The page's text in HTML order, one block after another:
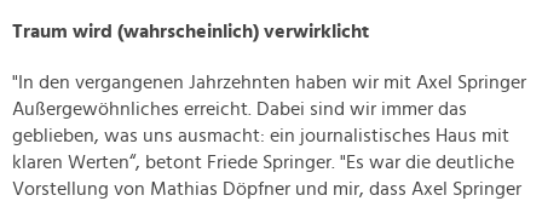
Traum wird (wahrscheinlich) verwirklicht
"In den vergangenen Jahrzehnten haben wir mit Axel Springer
Außergewöhnliches erreicht. Dabei sind wir immer das
geblieben, was uns ausmacht: ein journalistisches Haus mit
klaren Werten“, betont Friede Springer. "Es war die deutliche
Vorstellung von Mathias Döpfner und mir, dass Axel Springer